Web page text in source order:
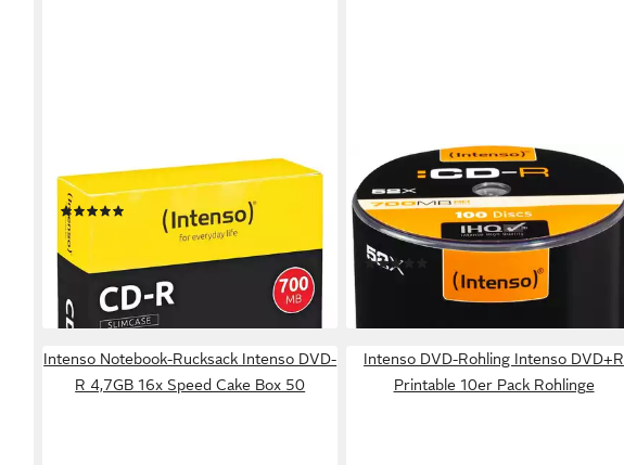
INTENSO
CD-Rohling CD-R, 700 MB
ab 13,72 €
lieferbar - in 4-5 Werktagen bei dir
INTENSO
Notebook-Rucksack CD-R
700MB/80 Min. 52x Speed Cake
Box 100
lieferbar - in 2-3 Werktagen bei dir
Intenso Notebook-Rucksack Intenso DVD-
R 4,7GB 16x Speed Cake Box 50
Intenso DVD-Rohling Intenso DVD+R
Printable 10er Pack Rohlinge